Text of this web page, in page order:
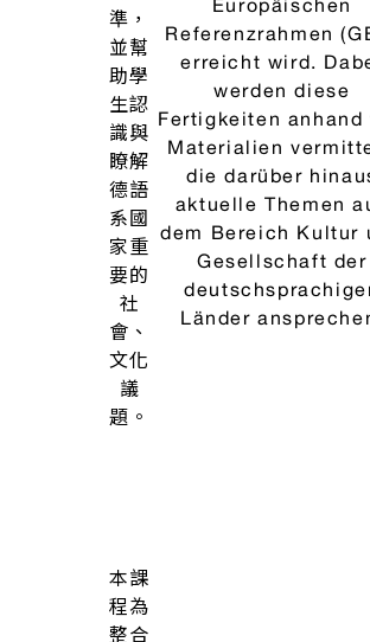
大專生研究計畫
德語課程教學目標
中文 德文
本課
程為
整合
性課
程，
的德
語能
力，